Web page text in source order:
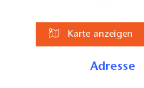
Karte anzeigen
Adresse